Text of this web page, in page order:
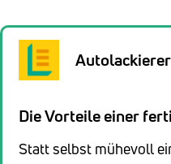
Die Vorteile einer
Statt selbst mühevoll